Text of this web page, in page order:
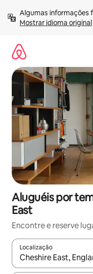
para
Mostrar idioma original
Aluguéis por
East
Encontre e reserve
Localização
Quando os resultados